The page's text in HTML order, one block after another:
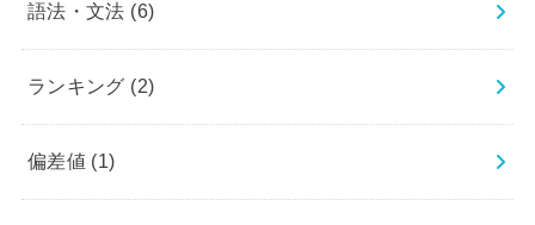
語法・文法 (6)
ランキング (2)
偏差値 (1)